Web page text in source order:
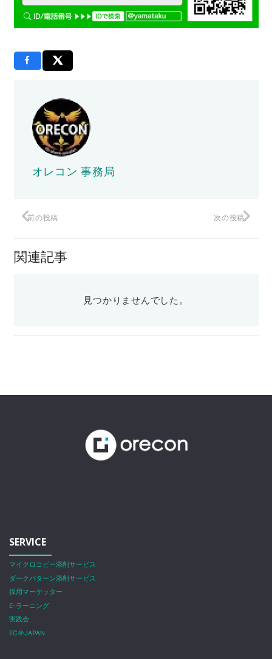
オレコン 事務局
前の投稿 次の投稿
関連記事
見つかりませんでした。
SERVICE
マイクロコピー添削サービス
ダークパターン添削サービス
採用マーケッター
E-ラーニング
実践会
EC＠JAPAN